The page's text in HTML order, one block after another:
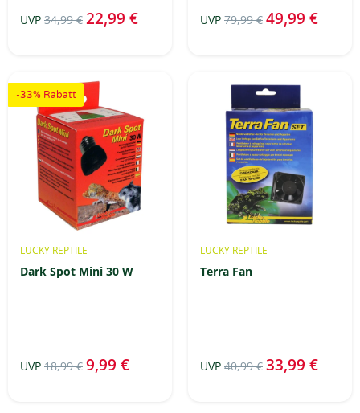
UVP 34,99 € 22,99 € UVP 79,99 € 49,99 €
-33% Rabatt
LUCKY REPTILE
Dark Spot Mini 30 W
UVP 18,99 € 9,99 €
LUCKY REPTILE
Terra Fan
UVP 40,99 € 33,99 €